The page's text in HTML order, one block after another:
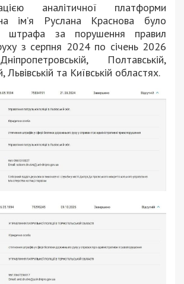
аналітичної платформи
ім’я Руслана Краснова було
штрафа за порушення правил
з серпня 2024 по січень 2026
Полтавській,
Львівській та Київській областях.